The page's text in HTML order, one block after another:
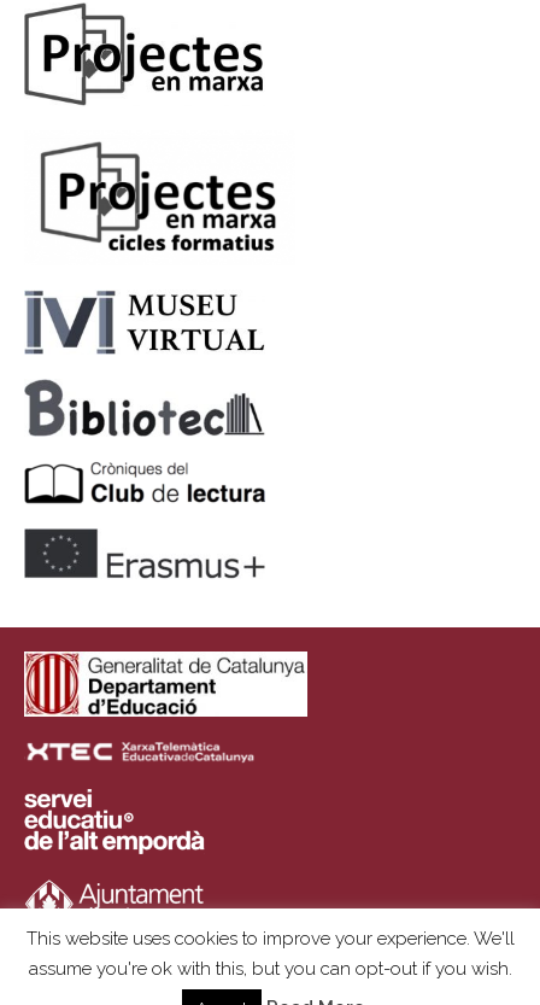
Copyright © 2025 | Institut Ramon Muntaner | Plaça de l'Institut, S/N ·
This website uses cookies to improve your experience. We'll
assume you're ok with this, but you can opt-out if you wish.